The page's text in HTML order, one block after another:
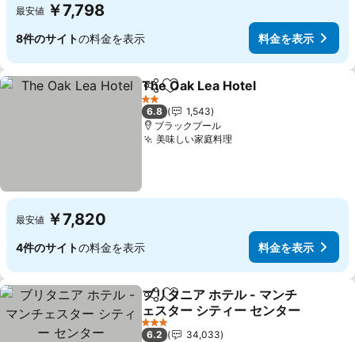
最安値 ￥7,798
8件のサイトの料金を表示 料金を表示
シェアお気に入りに追加
The Oak Lea Hotel
2 ホテルのランク
6.8
1,543
ブラックプール
美味しい家庭料理料金を表示
最安値 ￥7,820
4件のサイトの料金を表示 料金を表示
シェアお気に入りに追加
ブリタニア ホテル - マンチ
ェスター シティー センター
料金を表示
3 ホテルのランク
6.2
34,033